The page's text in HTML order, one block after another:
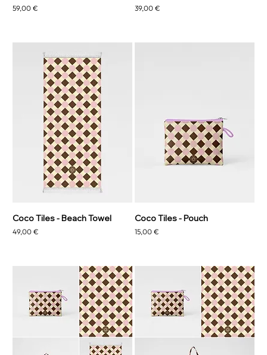
Prezzo
59,00 € Prezzo
39,00 €
Coco Tiles - Beach Towel
Prezzo
49,00 €
Coco Tiles - Pouch
Prezzo
15,00 €